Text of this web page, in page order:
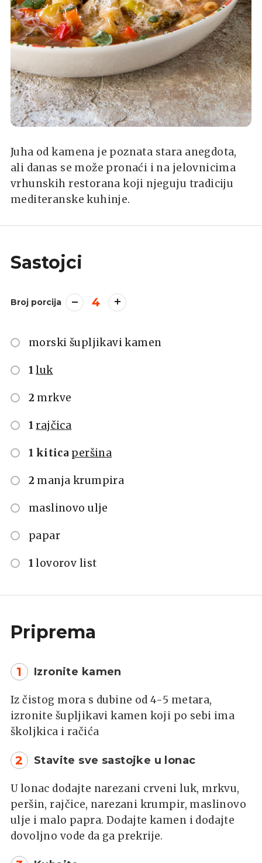
Juha od kamena je poznata stara anegdota,
ali danas se može pronaći i na jelovnicima
vrhunskih restorana koji njeguju tradiciju
mediteranske kuhinje.
Sastojci
Broj porcija 4
morski šupljikavi kamen
1 luk
2 mrkve
1 rajčica
1 kitica peršina
2 manja krumpira
maslinovo ulje
papar
1 lovorov list
Priprema
1 Izronite kamen
Iz čistog mora s dubine od 4-5 metara,
izronite šupljikavi kamen koji po sebi ima
školjkica i račića
2 Stavite sve sastojke u lonac
U lonac dodajte narezani crveni luk, mrkvu,
peršin, rajčice, narezani krumpir, maslinovo
ulje i malo papra. Dodajte kamen i dodajte
dovoljno vode da ga prekrije.